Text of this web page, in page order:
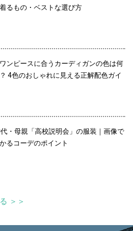
るもの・ベストな選び方
ンピースに合うカーディガンの色は何
4色のおしゃれに見える正解配色ガイ
・母親「高校説明会」の服装｜画像で
るコーデのポイント
＞＞